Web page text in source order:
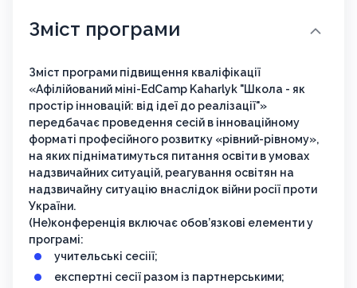
Зміст програми
Зміст програми підвищення кваліфікації
«Афілійований міні-EdCamp Kaharlyk "Школа - як
простір інновацій: від ідеї до реалізації"»
передбачає проведення сесій в інноваційному
форматі професійного розвитку «рівний-рівному»,
на яких підніматимуться питання освіти в умовах
надзвичайних ситуацій, реагування освітян на
надзвичайну ситуацію внаслідок війни росії проти
України.
(Не)конференція включає обов’язкові елементи у
програмі:
учительські сесіії;
експертні сесії разом із партнерськими;